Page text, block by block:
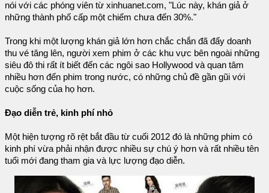
nói với các phóng viên từ xinhuanet.com, "Lúc này, khán giả ở
những thành phố cấp một chiếm chưa đến 30%."
Trong khi một lượng khán giả lớn hơn chắc chắn đã đẩy doanh
thu vé tăng lên, người xem phim ở các khu vực bên ngoài những
siêu đô thi rất ít biết đến các ngôi sao Hollywood và quan tâm
nhiều hơn đến phim trong nước, có những chủ đề gần gũi với
cuộc sống của họ hơn.
Đạo diễn trẻ, kinh phí nhỏ
Một hiện tượng rõ rệt bắt đầu từ cuối 2012 đó là những phim có
kinh phí vừa phải nhận được nhiều sự chú ý hơn và rất nhiều tên
tuổi mới đang tham gia và lực lượng đạo diễn.